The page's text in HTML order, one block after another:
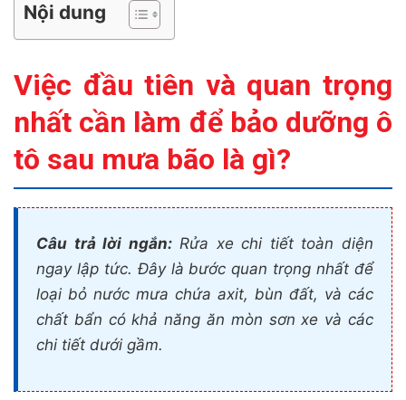
Nội dung
Việc đầu tiên và quan trọng
nhất cần làm để bảo dưỡng ô
tô sau mưa bão là gì?
Câu trả lời ngắn:Rửa xe chi tiết toàn diện
ngay lập tức. Đây là bước quan trọng nhất để
loại bỏ nước mưa chứa axit, bùn đất, và các
chất bẩn có khả năng ăn mòn sơn xe và các
chi tiết dưới gầm.